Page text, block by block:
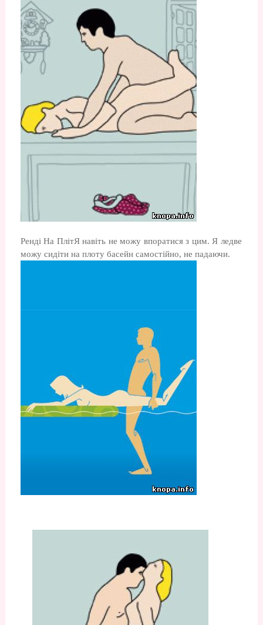
Ренді На ПлітЯ навіть не можу впоратися з цим. Я ледве
можу сидіти на плоту басейн самостійно, не падаючи.